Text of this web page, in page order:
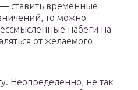
ставить временные
то можно
набеги на
от желаемого
Неопределенно, не так